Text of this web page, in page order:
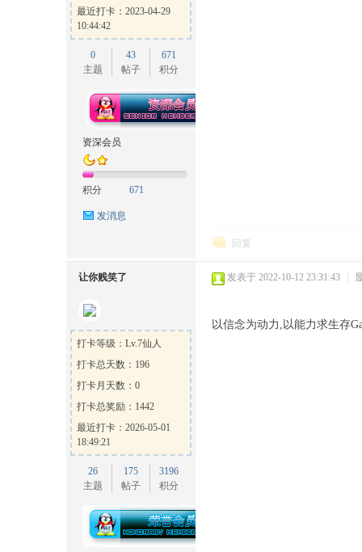
最近打卡：2023-04-29
10:44:42
0
主题
43
帖子
671
积分
资深会员
积分 671
发消息
回复
让你贱笑了
打卡等级：Lv.7仙人
打卡总天数：196
打卡月天数：0
打卡总奖励：1442
最近打卡：2026-05-01
18:49:21
26
主题
175
帖子
3196
积分
发表于 2022-10-12 23:31:43
以信念为动力,以能力求生存